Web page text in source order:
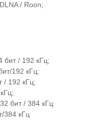
/ Roon;
бит / 192 кГц;
192 кГц;
/ 192 кГц;
бит / 384 кГц
384 кГц